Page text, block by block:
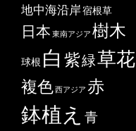
地中海沿岸宿根草
日本 東南アジア 樹木
球根 白 紫緑草花
複色西アジア 赤
鉢植え 青